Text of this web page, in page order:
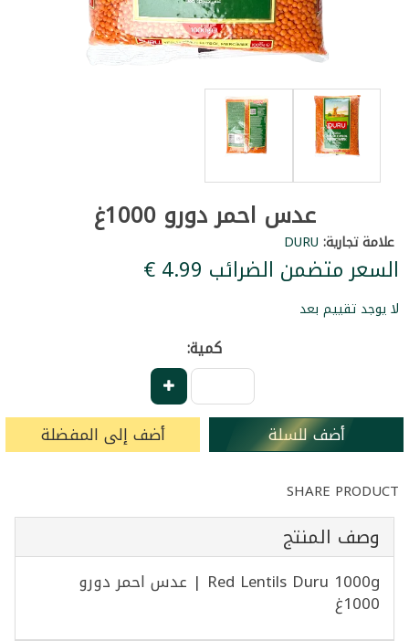
عدس احمر دورو 1000غ
علامة تجارية: DURU
السعر متضمن الضرائب ‏4.99 €
لا يوجد تقييم بعد
كمية:
أضف للسلة أضف إلى المفضلة
SHARE PRODUCT
وصف المنتج
Red Lentils Duru 1000g | عدس احمر دورو
1000غ